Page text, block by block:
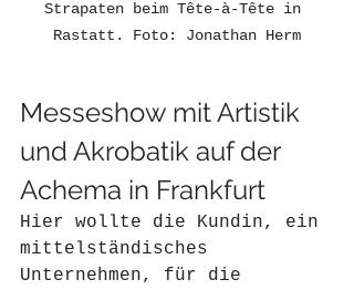
Strapaten beim Tête-à-Tête in
Rastatt . Foto: Jonathan Herm
Messeshow mit Artistik
und Akrobatik auf der
Achema in Frankfurt
Hier wollte die Kundin, ein
mittelständisches
Unternehmen, für die